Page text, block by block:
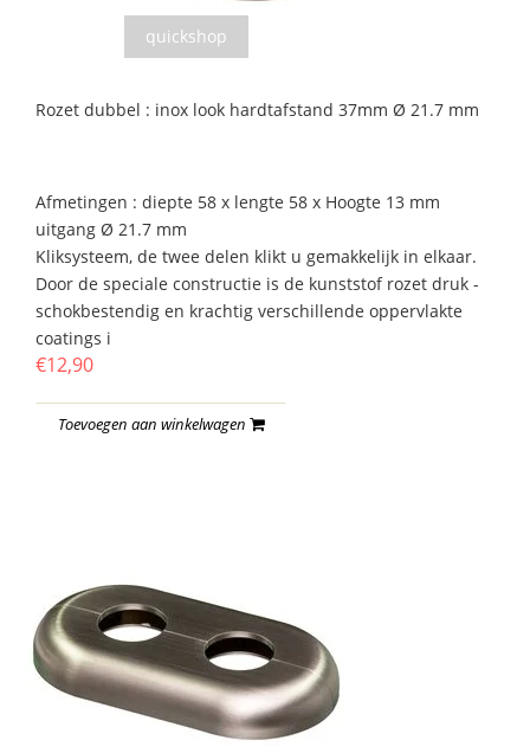
quickshop
Rozet dubbel : inox look hardtafstand 37mm Ø 21.7 mm
Afmetingen : diepte 58 x lengte 58 x Hoogte 13 mm
uitgang Ø 21.7 mm
Kliksysteem, de twee delen klikt u gemakkelijk in elkaar.
Door de speciale constructie is de kunststof rozet druk -
schokbestendig en krachtig verschillende oppervlakte
coatings i
€12,90
Toevoegen aan winkelwagen